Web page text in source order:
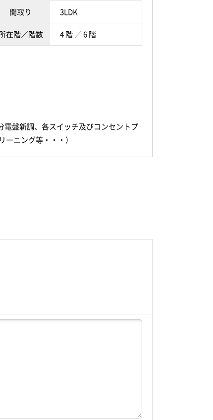
間取り 3LDK
在階／階数 4 階 ／ 6 階
盤新調、各スイッチ及びコンセントプ
ニング等・・・）